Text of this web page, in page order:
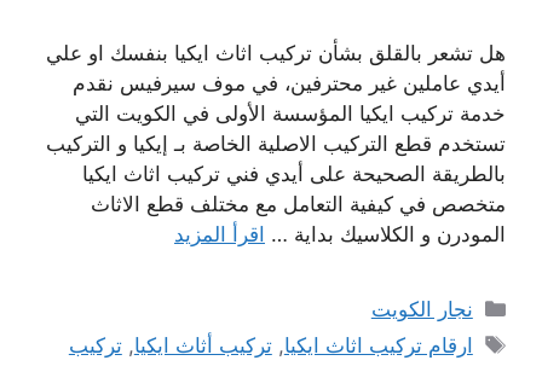
هل تشعر بالقلق بشأن تركيب اثاث ايكيا بنفسك او علي
أيدي عاملين غير محترفين، في موف سيرفيس نقدم
خدمة تركيب ايكيا المؤسسة الأولى في الكويت التي
تستخدم قطع التركيب الاصلية الخاصة بـ إيكيا و التركيب
بالطريقة الصحيحة على أيدي فني تركيب اثاث ايكيا
متخصص في كيفية التعامل مع مختلف قطع الاثاث
المودرن و الكلاسيك بداية … اقرأ المزيد
التصنيفات
نجار الكويت
الوسوم
ارقام تركيب اثاث ايكيا,تركيب أثاث ايكيا,تركيب